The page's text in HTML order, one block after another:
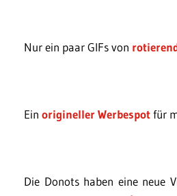
Nur ein paar GIFs von
Ein origineller Werbespotfür
Die Donots haben eine neue